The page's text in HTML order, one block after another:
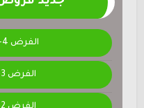
الفرض 4-المرحلة الرابعة
الفرض 3-المرحلة الثالثة
الفرض 2-المرحلة الثانية